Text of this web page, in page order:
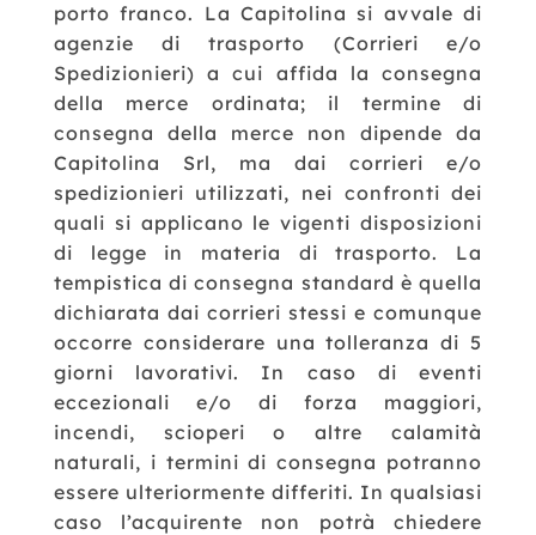
porto franco. La Capitolina si avvale di
agenzie di trasporto (Corrieri e/o
Spedizionieri) a cui affida la consegna
della merce ordinata; il termine di
consegna della merce non dipende da
Capitolina Srl, ma dai corrieri e/o
spedizionieri utilizzati, nei confronti dei
quali si applicano le vigenti disposizioni
di legge in materia di trasporto. La
tempistica di consegna standard è quella
dichiarata dai corrieri stessi e comunque
occorre considerare una tolleranza di 5
giorni lavorativi. In caso di eventi
eccezionali e/o di forza maggiori,
incendi, scioperi o altre calamità
naturali, i termini di consegna potranno
essere ulteriormente differiti. In qualsiasi
caso l’acquirente non potrà chiedere